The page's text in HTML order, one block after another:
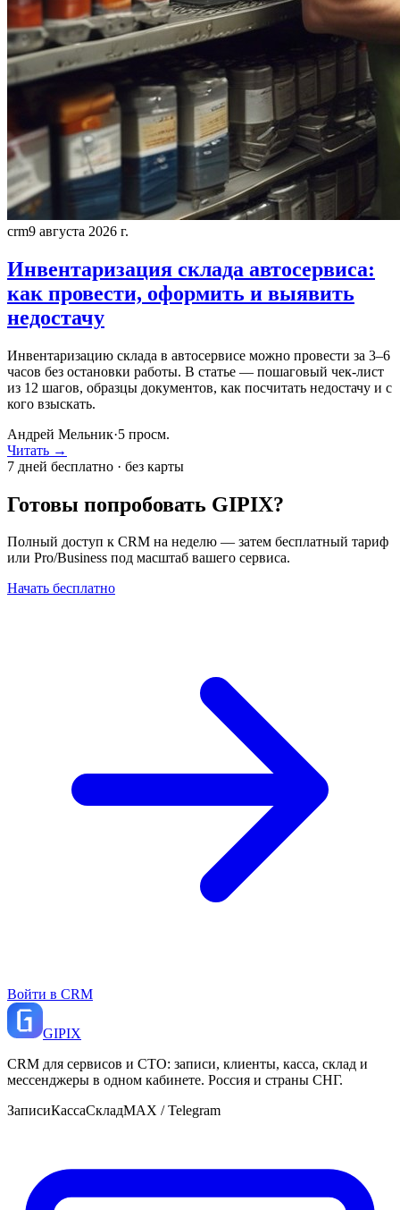
crm9 августа 2026 г.
Инвентаризация склада автосервиса:
как провести, оформить и выявить
недостачу
Инвентаризацию склада в автосервисе можно провести за 3–6
часов без остановки работы. В статье — пошаговый чек-лист
из 12 шагов, образцы документов, как посчитать недостачу и с
кого взыскать.
Андрей Мельник·5 просм.
Читать →
7 дней бесплатно · без карты
Готовы попробовать GIPIX?
Полный доступ к CRM на неделю — затем бесплатный тариф
или Pro/Business под масштаб вашего сервиса.
Начать бесплатно
Войти в CRM
GIPIX
CRM для сервисов и СТО: записи, клиенты, касса, склад и
мессенджеры в одном кабинете. Россия и страны СНГ.
ЗаписиКассаСкладMAX / Telegram